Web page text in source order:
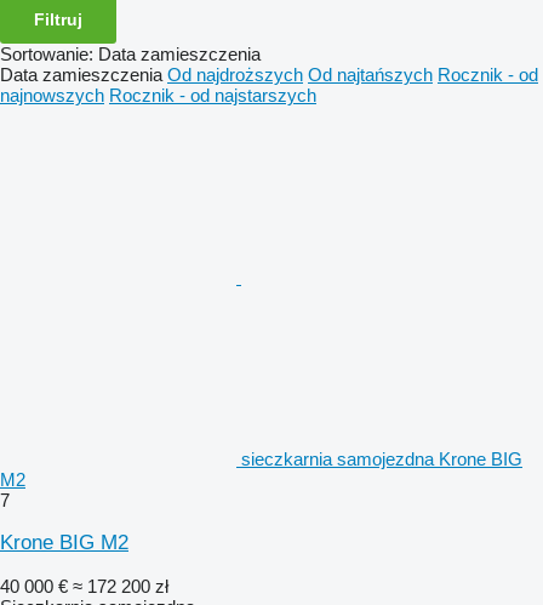
Filtruj
Sortowanie: Data zamieszczenia
Data zamieszczenia Od najdroższych Od najtańszych Rocznik - od
najnowszych Rocznik - od najstarszych
sieczkarnia samojezdna Krone BIG
M2
7
Krone BIG M2
40 000 € ≈ 172 200 zł